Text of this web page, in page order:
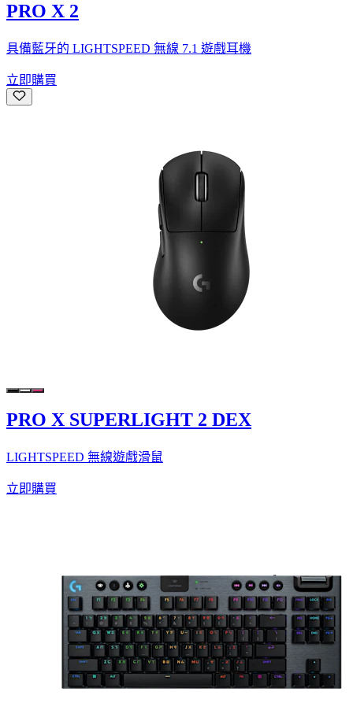
PRO X 2
具備藍牙的 LIGHTSPEED 無線 7.1 遊戲耳機
立即購買
PRO X SUPERLIGHT 2 DEX
LIGHTSPEED 無線遊戲滑鼠
立即購買